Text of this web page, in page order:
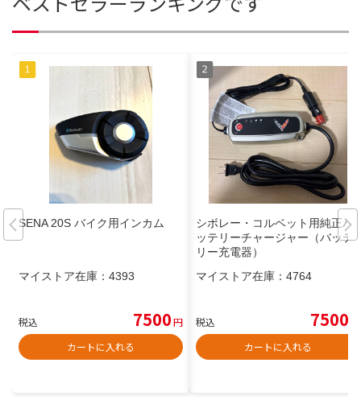
SENA 20S バイク用インカム
マイストア在庫： 4393
税込 7500円
カートに入れる
シボレー・コルベット用純正バ
ッテリーチャージャー（バッテ
リー充電器）
マイストア在庫： 4764
税込 7500
カートに入れる